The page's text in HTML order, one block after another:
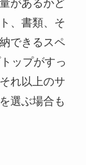
があるかど
、書類、そ
できるスペ
ップがすっ
れ以上のサ
選ぶ場合も